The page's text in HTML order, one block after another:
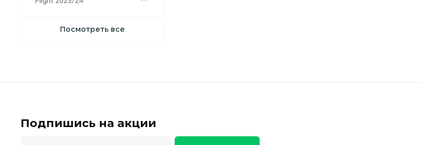
Посмотреть все
Подпишись на акции